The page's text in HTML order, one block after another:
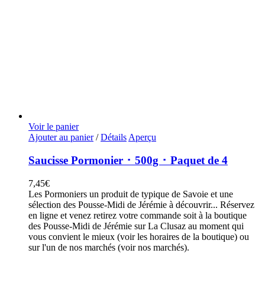
Voir le panier
Ajouter au panier / Détails Aperçu
Saucisse Pormonier ･ 500g ･ Paquet de 4
7,45€
Les Pormoniers un produit de typique de Savoie et une
sélection des Pousse-Midi de Jérémie à découvrir... Réservez
en ligne et venez retirez votre commande soit à la boutique
des Pousse-Midi de Jérémie sur La Clusaz au moment qui
vous convient le mieux (voir les horaires de la boutique) ou
sur l'un de nos marchés (voir nos marchés).